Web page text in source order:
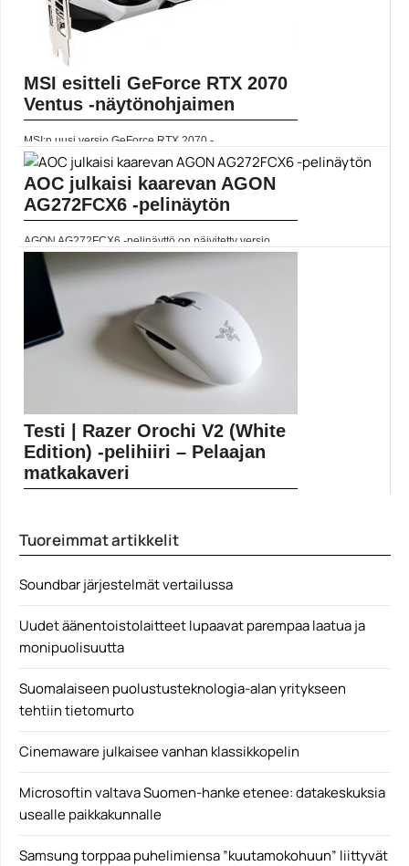
MSI esitteli GeForce RTX 2070
Ventus -näytönohjaimen
MSI:n uusi versio GeForce RTX 2070 -
näytönohjaimesta ottaa...
GeForce rtx 2070
AOC julkaisi kaarevan AGON
AG272FCX6 -pelinäytön
AGON AG272FCX6 -pelinäyttö on päivitetty versio
edeltäjästään. Uudessa...
AMD Freesync
Testi | Razer Orochi V2 (White
Edition) -pelihiiri – Pelaajan
matkakaveri
langattomat pelihiiret
Tuoreimmat artikkelit
Soundbar järjestelmät vertailussa
Uudet äänentoistolaitteet lupaavat parempaa laatua ja
monipuolisuutta
Suomalaiseen puolustusteknologia-alan yritykseen
tehtiin tietomurto
Cinemaware julkaisee vanhan klassikkopelin
Microsoftin valtava Suomen-hanke etenee: datakeskuksia
usealle paikkakunnalle
Samsung torppaa puhelimiensa ”kuutamokohuun” liittyvät